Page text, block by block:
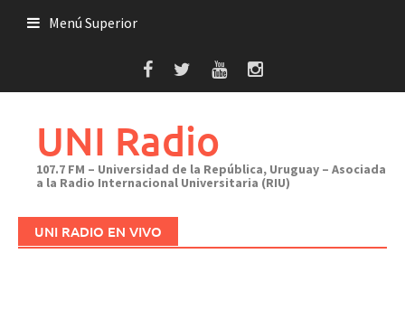
Menú Superior
UNI Radio
107.7 FM – Universidad de la República, Uruguay – Asociada
a la Radio Internacional Universitaria (RIU)
UNI RADIO EN VIVO